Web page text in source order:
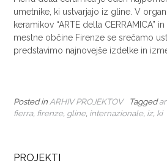
umetnike, ki ustvarjajo iz gline. V
keramikov “ARTE della CERRAMICA”
mestne občine Firenze se srečamo
predstavimo najnovejše izdelke in
Posted inARHIV PROJEKTOV Tagged
fierra, firenze, gline, internazionale, iz, ki
PROJEKTI